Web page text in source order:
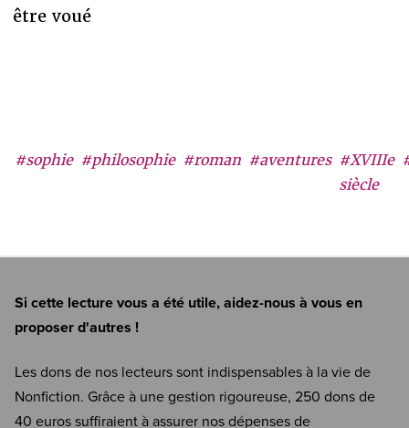
#sophie #philosophie #roman #aventures #XVIIIe
siècle
être voué
Si cette lecture vous a été utile, aidez-nous à vous en
proposer d'autres !
Les dons de nos lecteurs sont indispensables à la vie de
Nonfiction. Grâce à une gestion rigoureuse, 250 dons de
40 euros suffiraient à assurer nos dépenses de